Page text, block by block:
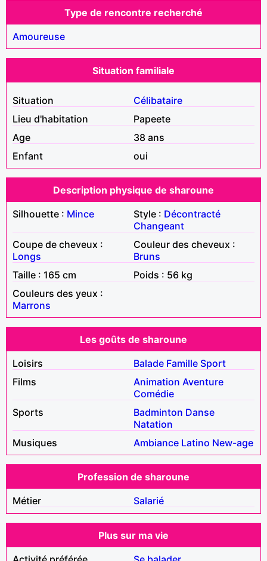
Type de rencontre recherché
Amoureuse
Situation familiale
Situation
Célibataire
Lieu d'habitation
Papeete
Age
38 ans
Enfant
oui
Description physique de sharoune
Silhouette : Mince Style : Décontracté
Changeant
Coupe de cheveux :
Longs
Couleur des cheveux :
Bruns
Taille : 165 cm
Poids : 56 kg
Couleurs des yeux :
Marrons
Les goûts de sharoune
Loisirs
Balade Famille Sport
Films
Animation Aventure
Comédie
Sports
Badminton Danse
Natation
Musiques
Ambiance Latino New-age
Profession de sharoune
Métier
Salarié
Plus sur ma vie